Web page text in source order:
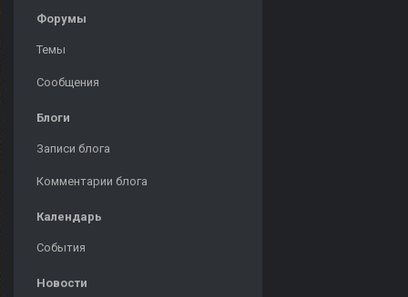
Форумы
Темы
Сообщения
Блоги
Записи блога
Комментарии блога
Календарь
События
Новости